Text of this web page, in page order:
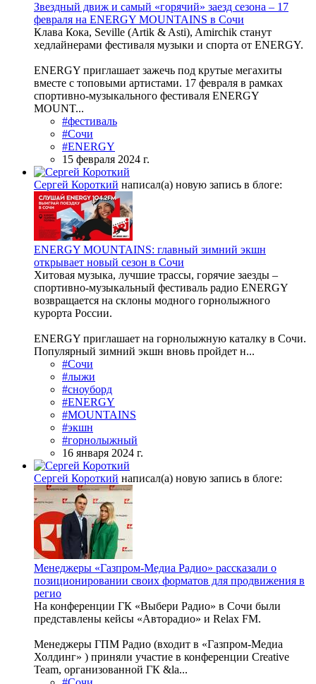
Звездный движ и самый «горячий» заезд сезона – 17
февраля на ENERGY MOUNTAINS в Сочи
Клава Кока, Seville (Artik & Asti), Amirchik станут
хедлайнерами фестиваля музыки и спорта от ENERGY.
ENERGY приглашает зажечь под крутые мегахиты
вместе с топовыми артистами. 17 февраля в рамках
спортивно-музыкального фестиваля ENERGY
MOUNT...
#фестиваль
#Сочи
#ENERGY
15 февраля 2024 г.
Сергей Короткий написал(а) новую запись в блоге:
ENERGY MOUNTAINS: главный зимний экшн
открывает новый сезон в Сочи
Хитовая музыка, лучшие трассы, горячие заезды –
спортивно-музыкальный фестиваль радио ENERGY
возвращается на склоны модного горнолыжного
курорта России.
ENERGY приглашает на горнолыжную каталку в Сочи.
Популярный зимний экшн вновь пройдет н...
#Сочи
#лыжи
#сноуборд
#ENERGY
#MOUNTAINS
#экшн
#горнолыжный
16 января 2024 г.
Сергей Короткий написал(а) новую запись в блоге:
Менеджеры «Газпром-Медиа Радио» рассказали о
позиционировании своих форматов для продвижения в
регио
На конференции ГК «Выбери Радио» в Сочи были
представлены кейсы «Авторадио» и Relax FM.
Менеджеры ГПМ Радио (входит в «Газпром-Медиа
Холдинг» ) приняли участие в конференции Creative
Team, организованной ГК &la...